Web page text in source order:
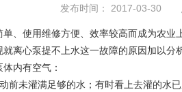
发布时间： 2017-03-30
单、使用维修方便、效率较高而成为农
就离心泵提不上水这一故障的原因加以分
内有空气：
前未灌满足够的水；有时看上去灌的水